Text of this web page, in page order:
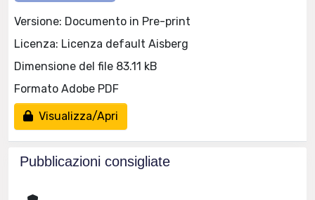
Versione: Documento in Pre-print
Licenza: Licenza default Aisberg
Dimensione del file 83.11 kB
Formato Adobe PDF
Visualizza/Apri
Pubblicazioni consigliate